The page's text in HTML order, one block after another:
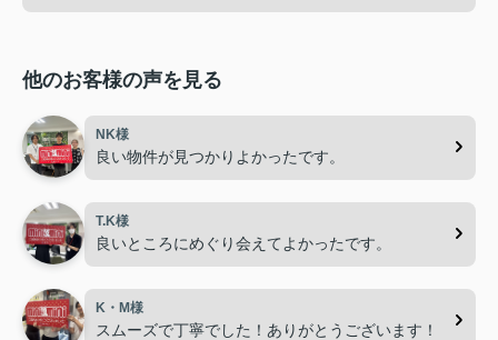
他のお客様の声を見る
NK様
良い物件が見つかりよかったです。
T.K様
良いところにめぐり会えてよかったです。
K・M様
スムーズで丁寧でした！ありがとうございます！